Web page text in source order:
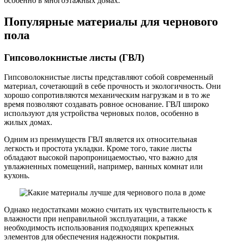
Популярные материалы для чернового
пола
Гипсоволокнистые листы (ГВЛ)
Гипсоволокнистые листы представляют собой современный
материал, сочетающий в себе прочность и экологичность. Они
хорошо сопротивляются механическим нагрузкам и в то же
время позволяют создавать ровное основание. ГВЛ широко
используют для устройства черновых полов, особенно в
жилых домах.
Одним из преимуществ ГВЛ является их относительная
легкость и простота укладки. Кроме того, такие листы
обладают высокой паропроницаемостью, что важно для
увлажненных помещений, например, ванных комнат или
кухонь.
Однако недостатками можно считать их чувствительность к
влажности при неправильной эксплуатации, а также
необходимость использования подходящих крепежных
элементов для обеспечения надежности покрытия.